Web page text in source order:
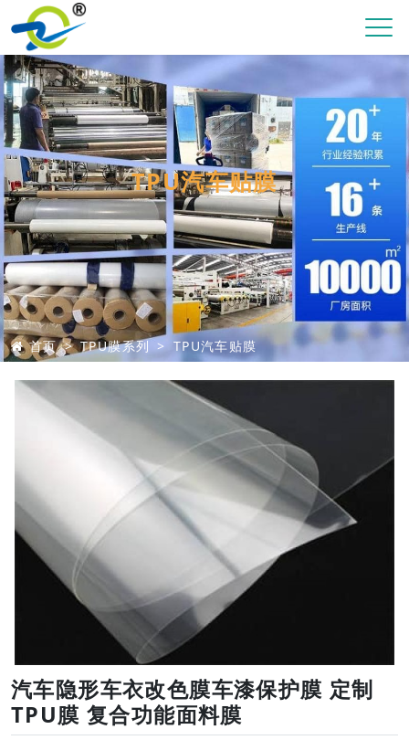
TPU汽车贴膜
首页 TPU膜系列 TPU汽车贴膜
汽车隐形车衣改色膜车漆保护膜 定制
TPU膜 复合功能面料膜